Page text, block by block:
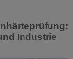
Industrie